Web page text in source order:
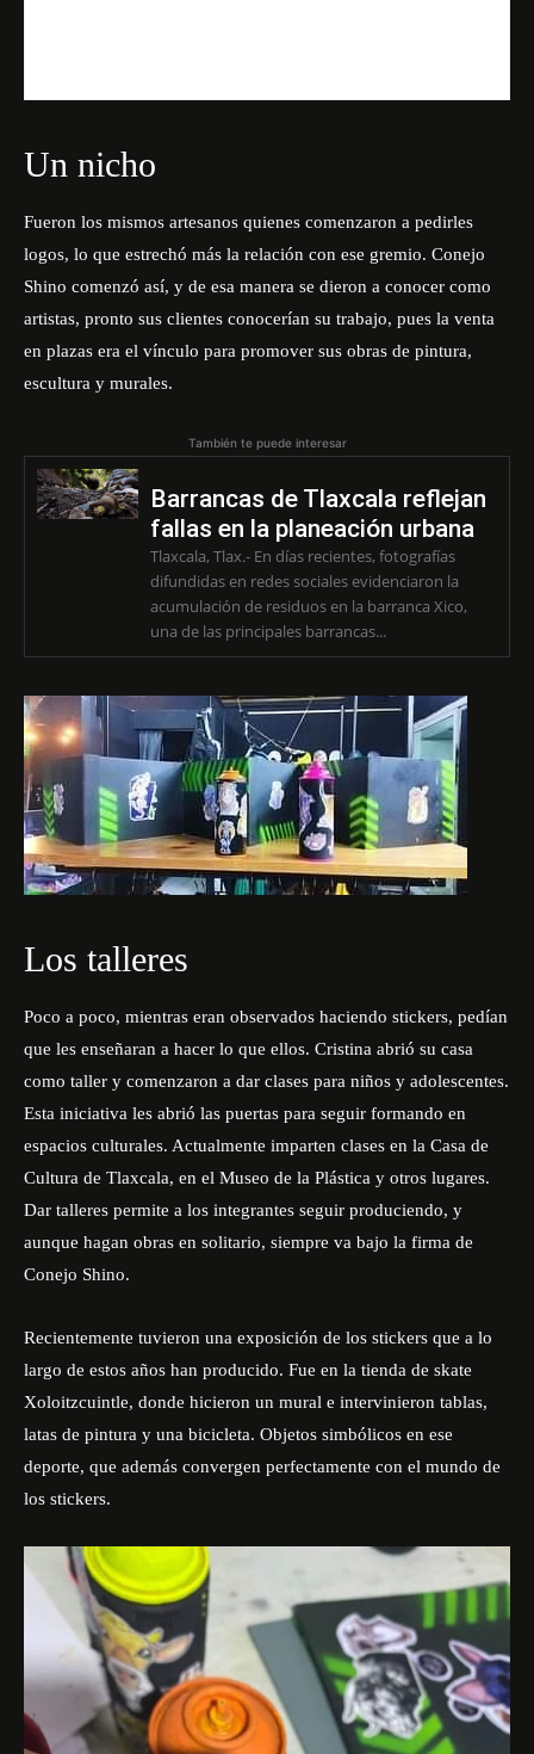
Un nicho
Fueron los mismos artesanos quienes comenzaron a pedirles
logos, lo que estrechó más la relación con ese gremio. Conejo
Shino comenzó así, y de esa manera se dieron a conocer como
artistas, pronto sus clientes conocerían su trabajo, pues la venta
en plazas era el vínculo para promover sus obras de pintura,
escultura y murales.
También te puede interesar
Barrancas de Tlaxcala reflejan
fallas en la planeación urbana
Tlaxcala, Tlax.- En días recientes, fotografías
difundidas en redes sociales evidenciaron la
acumulación de residuos en la barranca Xico,
una de las principales barrancas...
Los talleres
Poco a poco, mientras eran observados haciendo stickers, pedían
que les enseñaran a hacer lo que ellos. Cristina abrió su casa
como taller y comenzaron a dar clases para niños y adolescentes.
Esta iniciativa les abrió las puertas para seguir formando en
espacios culturales. Actualmente imparten clases en la Casa de
Cultura de Tlaxcala, en el Museo de la Plástica y otros lugares.
Dar talleres permite a los integrantes seguir produciendo, y
aunque hagan obras en solitario, siempre va bajo la firma de
Conejo Shino.
Recientemente tuvieron una exposición de los stickers que a lo
largo de estos años han producido. Fue en la tienda de skate
Xoloitzcuintle, donde hicieron un mural e intervinieron tablas,
latas de pintura y una bicicleta. Objetos simbólicos en ese
deporte, que además convergen perfectamente con el mundo de
los stickers.